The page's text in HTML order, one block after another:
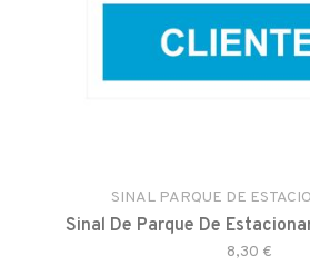
SINAL PARQUE DE
Sinal De Parque De
8,30 €